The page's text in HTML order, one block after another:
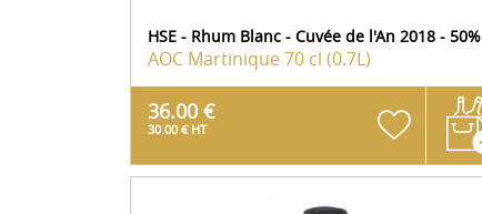
HSE - Rhum Blanc - Cuvée de l'An 2018 - 50%
AOC Martinique70 cl (0.7L)
36.00 €
30.00 € HT